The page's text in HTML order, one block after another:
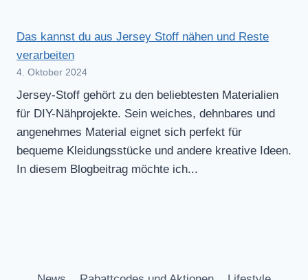
Das kannst du aus Jersey Stoff nähen und Reste
verarbeiten
4. Oktober 2024
Jersey-Stoff gehört zu den beliebtesten Materialien
für DIY-Nähprojekte. Sein weiches, dehnbares und
angenehmes Material eignet sich perfekt für
bequeme Kleidungsstücke und andere kreative Ideen.
In diesem Blogbeitrag möchte ich...